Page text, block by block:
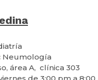
Neumología
área A, clínica 303
de 3:00 pm a